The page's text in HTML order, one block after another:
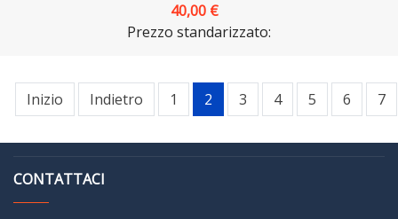
40,00 €
Prezzo standarizzato:
Inizio Indietro 1 2 3 4 5 6 7
CONTATTACI